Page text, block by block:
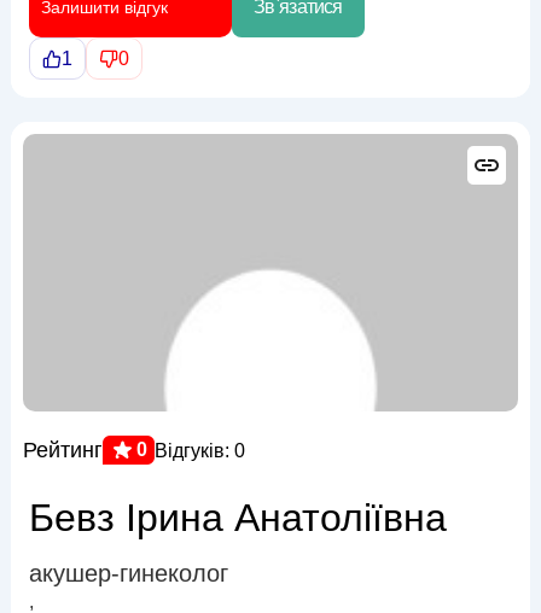
Залишити відгук Зв`язатися
1 0
Рейтинг 0 Відгуків: 0
Бевз Ірина Анатоліївна
акушер-гинеколог
,